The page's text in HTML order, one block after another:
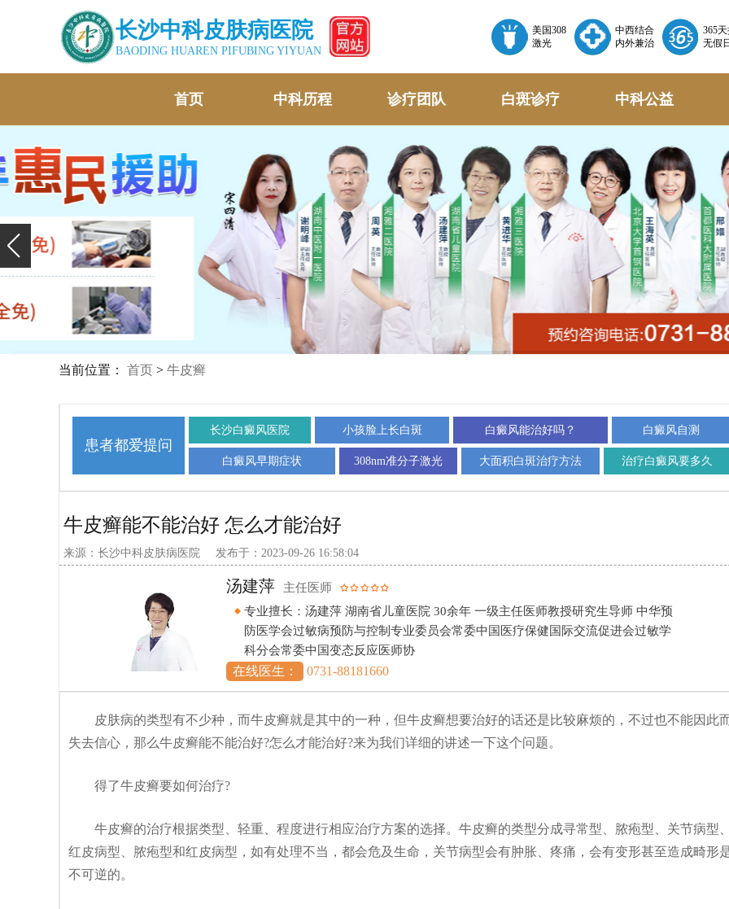
长沙中科皮肤病医院
BAODING HUAREN PIFUBING YIYUAN
美国308
激光
中西结合
内外兼治
365
无假
首页 中科历程 诊疗团队 白斑诊疗 中科公益
当前位置： 首页 > 牛皮癣
患者都爱提问
长沙白癜风医院 小孩脸上长白斑 白癜风能治好吗？ 白癜风自测
白癜风早期症状 308nm准分子激光 大面积白斑治疗方法 治疗白癜风要多久
牛皮癣能不能治好 怎么才能治好
来源：长沙中科皮肤病医院 发布于：2023-09-26 16:58:04
谢明峰
副主任医师
专业擅长：谢明峰 湖南中医药大学第一附属医院 20余年 副主任医师 湖南省中
药及中西医结合学会皮肤性病学专业委员会委员湖南省中医药学会中医基础委
会委员中国中西医结合医美专业
在线医生： 0731-88181660
皮肤病的类型有不少种，而牛皮癣就是其中的一种，但牛皮癣想要治好的话还是比较麻烦的，不过也不能因此
失去信心，那么牛皮癣能不能治好?怎么才能治好?来为我们详细的讲述一下这个问题。
得了牛皮癣要如何治疗?
牛皮癣的治疗根据类型、轻重、程度进行相应治疗方案的选择。牛皮癣的类型分成寻常型、脓疱型、关节病型
红皮病型、脓疱型和红皮病型，如有处理不当，都会危及生命，关节病型会有肿胀、疼痛，会有变形甚至造成畸形
不可逆的。